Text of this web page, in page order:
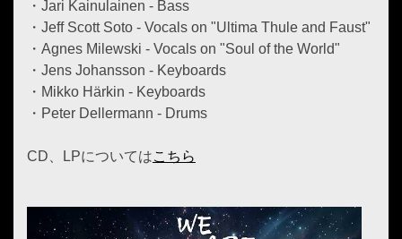
・Jari Kainulainen - Bass
・Jeff Scott Soto - Vocals on "Ultima Thule and Faust"
・Agnes Milewski - Vocals on "Soul of the World"
・Jens Johansson - Keyboards
・Mikko Härkin - Keyboards
・Peter Dellermann - Drums
CD、LPについてはこちら